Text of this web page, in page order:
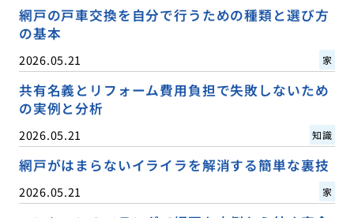
網戸の戸車交換を自分で行うための種類と選び方
の基本
2026.05.21 家
共有名義とリフォーム費用負担で失敗しないため
の実例と分析
2026.05.21 知識
網戸がはまらないイライラを解消する簡単な裏技
2026.05.21 家